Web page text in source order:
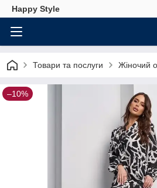
Happy Style
Товари та послуги Жіночий
–10%